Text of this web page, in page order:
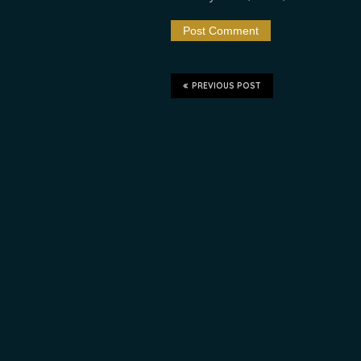
PREVIOUS POST